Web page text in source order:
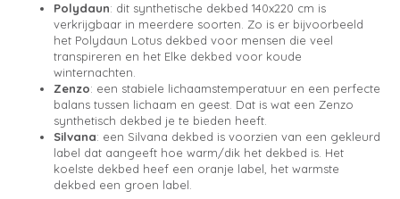
Polydaun: dit synthetische dekbed 140x220 cm is
verkrijgbaar in meerdere soorten. Zo is er bijvoorbeeld
het Polydaun Lotus dekbed voor mensen die veel
transpireren en het Elke dekbed voor koude
winternachten.
Zenzo: een stabiele lichaamstemperatuur en een perfecte
balans tussen lichaam en geest. Dat is wat een Zenzo
synthetisch dekbed je te bieden heeft.
Silvana: een Silvana dekbed is voorzien van een gekleurd
label dat aangeeft hoe warm/dik het dekbed is. Het
koelste dekbed heef een oranje label, het warmste
dekbed een groen label.